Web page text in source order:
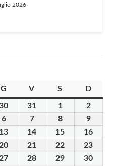
2026
G giovedìV venerdì
S sabatoD
31 11
Agosto
2026
22
Agosto
2026
66
Agosto
2026
77
Agosto
2026
88
Agosto
2026
99
Agosto
2026
13
Agosto
14
Agosto
15
Agosto
16
20
Agosto
21
Agosto
22
Agosto
23
27 28 29 30